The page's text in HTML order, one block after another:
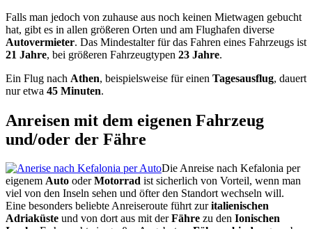
Falls man jedoch von zuhause aus noch keinen Mietwagen gebucht
hat, gibt es in allen größeren Orten und am Flughafen diverse
Autovermieter. Das Mindestalter für das Fahren eines Fahrzeugs ist
21 Jahre, bei größeren Fahrzeugtypen 23 Jahre.
Ein Flug nach Athen, beispielsweise für einen Tagesausflug, dauert
nur etwa 45 Minuten.
Anreisen mit dem eigenen Fahrzeug
und/oder der Fähre
Die Anreise nach Kefalonia per
eigenem Auto oderMotorrad ist sicherlich von Vorteil, wenn man
viel von den Inseln sehen und öfter den Standort wechseln will.
Eine besonders beliebte Anreiseroute führt zuritalienischen
Adriaküste und von dort aus mit derFähre zu den Ionischen